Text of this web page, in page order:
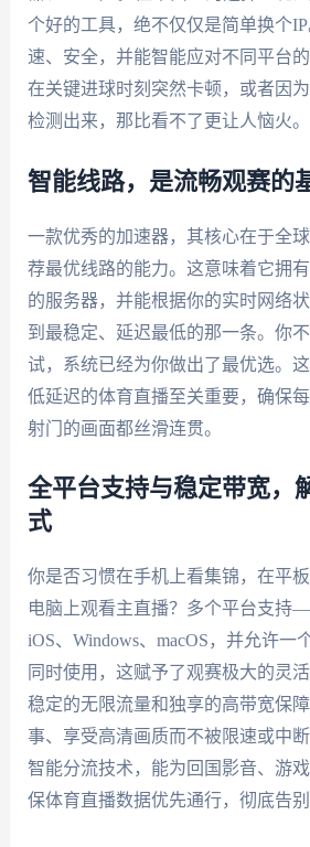
个好的工具，绝不仅仅是简单换个
速、安全，并能智能应对不同平台的
在关键进球时刻突然卡顿，或者因
检测出来，那比看不了更让人恼火。
智能线路，是流畅观赛的
一款优秀的加速器，其核心在于全
荐最优线路的能力。这意味着它拥
的服务器，并能根据你的实时网络
到最稳定、延迟最低的那一条。你
试，系统已经为你做出了最优选。这
低延迟的体育直播至关重要，确保
射门的画面都丝滑连贯。
全平台支持与稳定带宽，
式
你是否习惯在手机上看集锦，在平
电脑上观看主直播？多个平台支持
iOS、Windows、macOS，并允许一
同时使用，这赋予了观赛极大的灵
稳定的无限流量和独享的高带宽保
事、享受高清画质而不被限速或中
智能分流技术，能为回国影音、游
保体育直播数据优先通行，彻底告别